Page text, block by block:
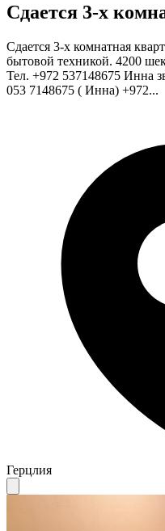
Сдается 3-х
Сдается 3-х комнатная
бытовой техникой. 4200
Тел. +972 537148675 Инна
053 7148675 ( Инна) +972...
Герцлия